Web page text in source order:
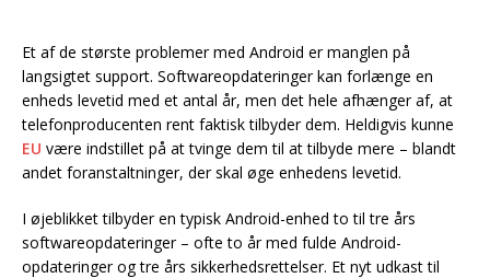
Et af de største problemer med Android er manglen på
langsigtet support. Softwareopdateringer kan forlænge en
enheds levetid med et antal år, men det hele afhænger af, at
telefonproducenten rent faktisk tilbyder dem. Heldigvis kunne
EU være indstillet på at tvinge dem til at tilbyde mere – blandt
andet foranstaltninger, der skal øge enhedens levetid.
I øjeblikket tilbyder en typisk Android-enhed to til tre års
softwareopdateringer – ofte to år med fulde Android-
opdateringer og tre års sikkerhedsrettelser. Et nyt udkast til